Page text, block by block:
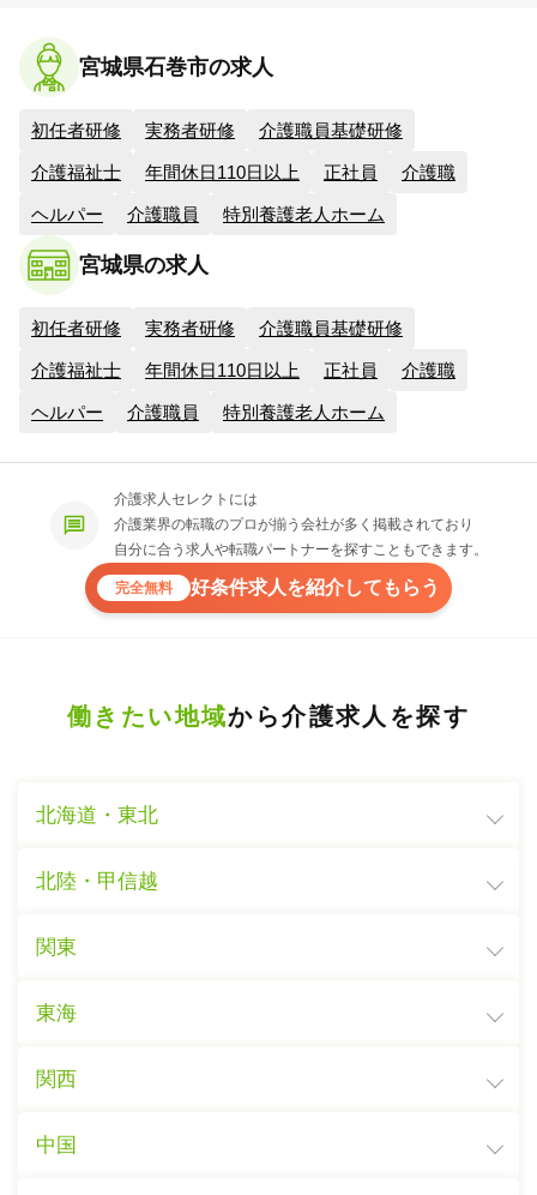
宮城県石巻市の求人
初任者研修 実務者研修 介護職員基礎研修
介護福祉士 年間休日110日以上 正社員 介護職
ヘルパー 介護職員 特別養護老人ホーム
宮城県の求人
初任者研修 実務者研修 介護職員基礎研修
介護福祉士 年間休日110日以上 正社員 介護職
ヘルパー 介護職員 特別養護老人ホーム
介護求人セレクトには
介護業界の転職のプロが揃う会社が多く掲載されており
自分に合う求人や転職パートナーを探すこともできます。
完全無料 好条件求人を紹介してもらう
働きたい地域から介護求人を探す
北海道・東北
北陸・甲信越
関東
東海
関西
中国